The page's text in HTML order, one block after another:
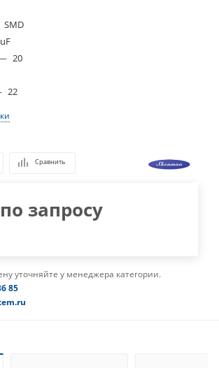
SMD
20
22
Сравнить
запросу
уточняйте у менеджера категории.
85